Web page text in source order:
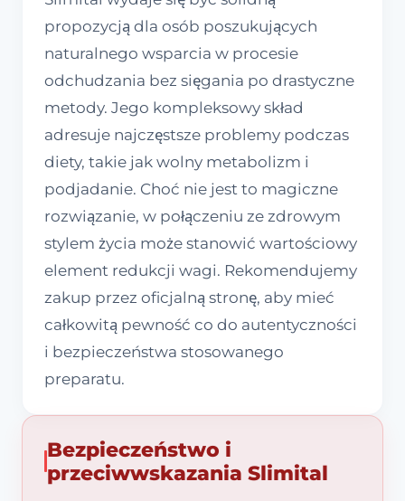
propozycją dla osób poszukujących
naturalnego wsparcia w procesie
odchudzania bez sięgania po drastyczne
metody. Jego kompleksowy skład
adresuje najczęstsze problemy podczas
diety, takie jak wolny metabolizm i
podjadanie. Choć nie jest to magiczne
rozwiązanie, w połączeniu ze zdrowym
stylem życia może stanowić wartościowy
element redukcji wagi. Rekomendujemy
zakup przez oficjalną stronę, aby mieć
całkowitą pewność co do autentyczności
i bezpieczeństwa stosowanego
preparatu.
Bezpieczeństwo i
przeciwwskazania Slimital